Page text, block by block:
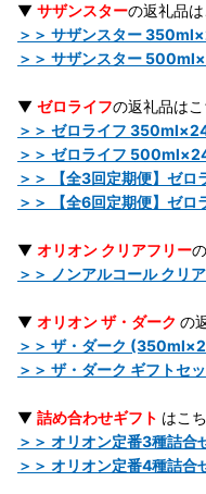
▼ サザンスターの返礼品
＞＞ サザンスター
＞＞ サザンスター
▼ ゼロライフの返礼品は
＞＞ ゼロライフ
＞＞ ゼロライフ
＞＞ 【全3回定期便】ゼ
＞＞ 【全6回定期便】ゼ
▼ オリオン クリアフリー
＞＞ ノンアルコール クリ
▼ オリオン ザ・ダーク の
＞＞ ザ・ダーク
＞＞ ザ・ダーク ギフトセ
▼ 詰め合わせギフト はこ
＞＞ オリオン定番3種詰合
＞＞ オリオン定番4種詰合